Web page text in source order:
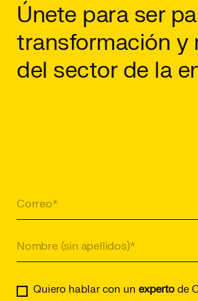
Únete para ser
transformación y
del sector de la
Quiero hablar con un experto de